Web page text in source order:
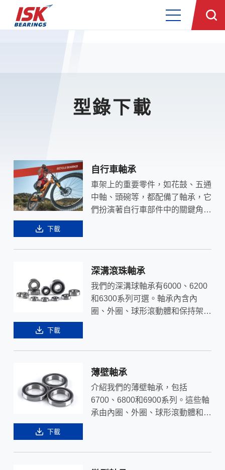
型錄下載
型錄下載
自行車軸承
車架上的重要零件，如花鼓、五通
中軸、頭碗等，都配備了軸承，它
們扮演著自行車部件中的關鍵角
下載
深溝滾珠軸承
我們的深溝球軸承有6000、6200
和6300系列可選。軸承內含內
圈、外圈、球形滾動體和保持架，
下載
薄壁軸承
介紹我們的薄壁軸承，包括
6700、6800和6900系列。這些軸
承由內圈、外圈、球形滾動體和保
下載